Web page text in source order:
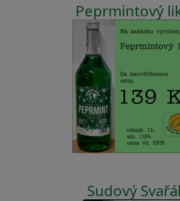
Peprmintový
Sudový